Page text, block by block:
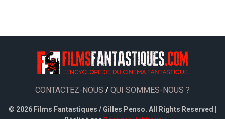
CONTACTEZ-NOUS / QUI SOMMES-NOUS ?
© 2026 Films Fantastiques / Gilles Penso. All Rights Reserved |